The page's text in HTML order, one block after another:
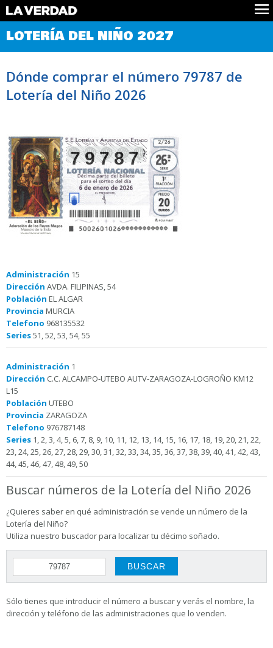
Comprobar Loteria del Niño
Premios
Noticias
Datos
LOTERÍA DEL NIÑO 2027
Dónde comprar el número 79787 de
Lotería del Niño 2026
79787
Administración 15
Dirección AVDA. FILIPINAS, 54
Población EL ALGAR
Provincia MURCIA
Telefono 968135532
Series51, 52, 53, 54, 55
Administración 1
Dirección C.C. ALCAMPO-UTEBO AUTV-ZARAGOZA-LOGROÑO KM12
L15
Población UTEBO
Provincia ZARAGOZA
Telefono 976787148
Series 1, 2, 3, 4, 5, 6, 7, 8, 9, 10, 11, 12, 13, 14, 15, 16, 17, 18, 19, 20, 21, 22,
23, 24, 25, 26, 27, 28, 29, 30, 31, 32, 33, 34, 35, 36, 37, 38, 39, 40, 41, 42, 43,
44, 45, 46, 47, 48, 49, 50
Buscar números de la Lotería del Niño 2026
¿Quieres saber en qué administración se vende un número de la
Lotería del Niño?
Utiliza nuestro buscador para localizar tu décimo soñado.
Sólo tienes que introducir el número a buscar y verás el nombre, la
dirección y teléfono de las administraciones que lo venden.